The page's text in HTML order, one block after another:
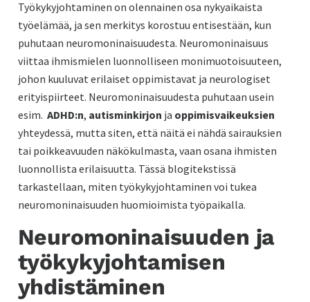
Työkykyjohtaminen on olennainen osa nykyaikaista
työelämää, ja sen merkitys korostuu entisestään, kun
puhutaan neuromoninaisuudesta. Neuromoninaisuus
viittaa ihmismielen luonnolliseen monimuotoisuuteen,
johon kuuluvat erilaiset oppimistavat ja neurologiset
erityispiirteet. Neuromoninaisuudesta puhutaan usein
esim. ADHD:n, autisminkirjon ja oppimisvaikeuksien
yhteydessä, mutta siten, että näitä ei nähdä sairauksien
tai poikkeavuuden näkökulmasta, vaan osana ihmisten
luonnollista erilaisuutta. Tässä blogitekstissä
tarkastellaan, miten työkykyjohtaminen voi tukea
neuromoninaisuuden huomioimista työpaikalla.
Neuromoninaisuuden ja
työkykyjohtamisen
yhdistäminen